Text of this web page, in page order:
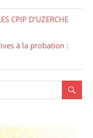
CPIP D’UZERCHE
à la probation :